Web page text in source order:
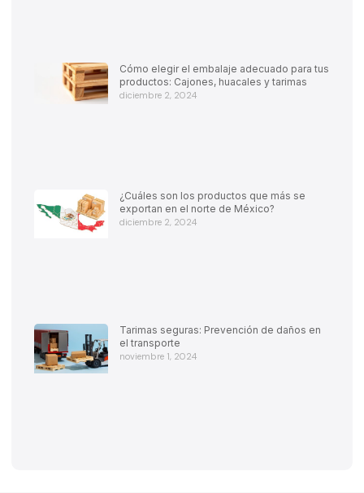
Cómo elegir el embalaje adecuado para tus
productos: Cajones, huacales y tarimas
diciembre 2, 2024
¿Cuáles son los productos que más se
exportan en el norte de México?
diciembre 2, 2024
Tarimas seguras: Prevención de daños en
el transporte
noviembre 1, 2024